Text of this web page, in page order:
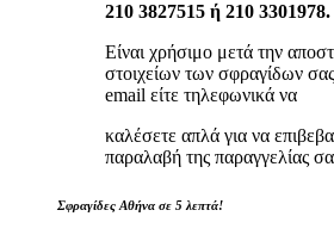
210 3827515 ή 210 3301978.
Είναι χρήσιμο μετά την
στοιχείων των σφραγίδων
email είτε τηλεφωνικά να
καλέσετε απλά για να
παραλαβή της παραγγελίας
Σφραγίδες Αθήνα σε 5 λεπτά!